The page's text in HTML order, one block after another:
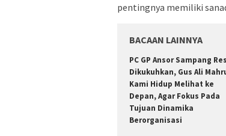
pentingnya memiliki
BACAAN LAINNYA
PC GP Ansor Sampang
Dikukuhkan, Gus Ali
Kami Hidup Melihat ke
Depan, Agar Fokus Pada
Tujuan Dinamika
Berorganisasi